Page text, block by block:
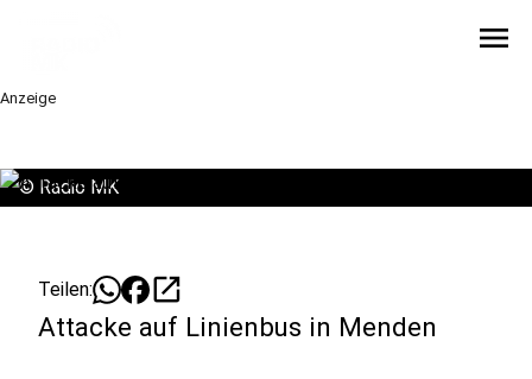
menu
Anzeige
© Radio MK
Teilen: open_in_new
Attacke auf Linienbus in Menden